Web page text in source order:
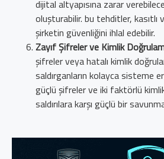
dijital altyapısına zarar
oluşturabilir. bu tehditler, kasıtlı
şirketin güvenliğini ihlal edebilir.
Zayıf Şifreler ve Kimlik
şifreler veya hatalı kimlik
saldırganların kolayca sisteme
güçlü şifreler ve iki faktörlü
saldırılara karşı güçlü bir